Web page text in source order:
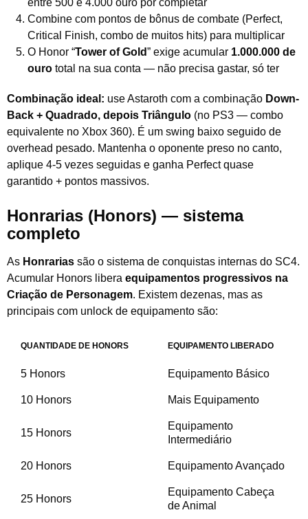
entre 500 e 4.000 ouro por completar
Combine com pontos de bônus de combate (Perfect,
Critical Finish, combo de muitos hits) para multiplicar
O Honor “Tower of Gold” exige acumular 1.000.000 de
ouro total na sua conta — não precisa gastar, só ter
Combinação ideal: use Astaroth com a combinação Down-
Back + Quadrado, depois Triângulo (no PS3 — combo
equivalente no Xbox 360). É um swing baixo seguido de
overhead pesado. Mantenha o oponente preso no canto,
aplique 4-5 vezes seguidas e ganha Perfect quase
garantido + pontos massivos.
Honrarias (Honors) — sistema
completo
As Honrarias são o sistema de conquistas internas do SC4.
Acumular Honors libera equipamentos progressivos na
Criação de Personagem. Existem dezenas, mas as
principais com unlock de equipamento são:
QUANTIDADE DE HONORS EQUIPAMENTO LIBERADO
5 Honors Equipamento Básico
10 Honors Mais Equipamento
15 Honors
Equipamento
Intermediário
20 Honors Equipamento Avançado
25 Honors
Equipamento Cabeça
de Animal